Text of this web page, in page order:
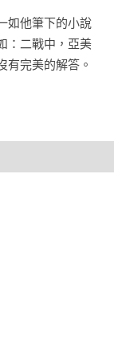
如他筆下的小說
：二戰中，亞美
有完美的解答。
蘭的」相關討
文學講堂》